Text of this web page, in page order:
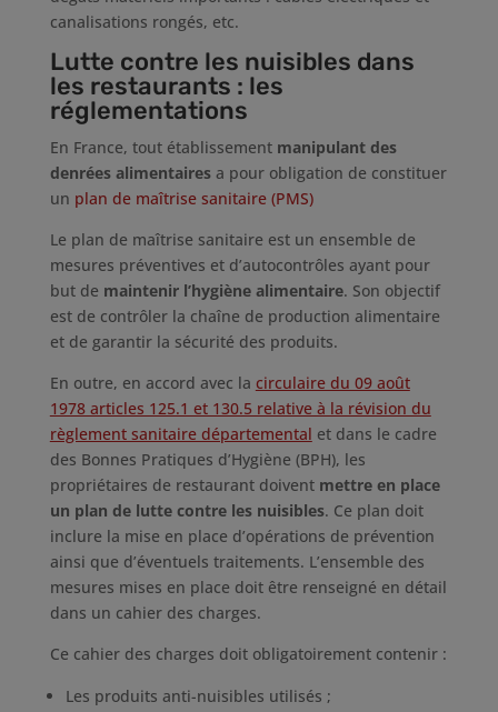
canalisations rongés, etc.
Lutte contre les nuisibles dans
les restaurants : les
réglementations
En France, tout établissement manipulant des
denrées alimentaires a pour obligation de constituer
un plan de maîtrise sanitaire (PMS)
Le plan de maîtrise sanitaire est un ensemble de
mesures préventives et d’autocontrôles ayant pour
but de maintenir l’hygiène alimentaire. Son objectif
est de contrôler la chaîne de production alimentaire
et de garantir la sécurité des produits.
En outre, en accord avec la circulaire du 09 août
1978 articles 125.1 et 130.5 relative à la révision du
règlement sanitaire départemental et dans le cadre
des Bonnes Pratiques d’Hygiène (BPH), les
propriétaires de restaurant doivent mettre en place
un plan de lutte contre les nuisibles. Ce plan doit
inclure la mise en place d’opérations de prévention
ainsi que d’éventuels traitements. L’ensemble des
mesures mises en place doit être renseigné en détail
dans un cahier des charges.
Ce cahier des charges doit obligatoirement contenir :
Les produits anti-nuisibles utilisés ;